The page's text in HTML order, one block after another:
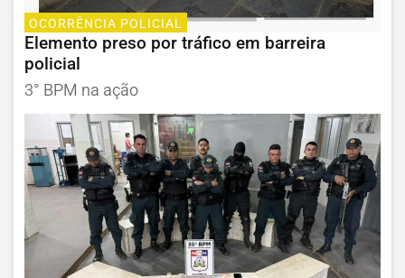
OCORRÊNCIA POLICIAL
Elemento preso por tráfico em barreira
policial
3° BPM na ação